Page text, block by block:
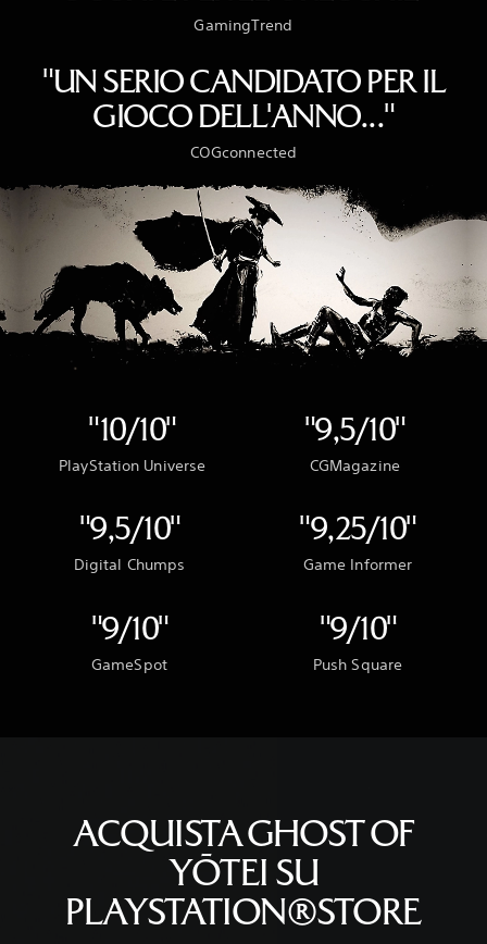
GamingTrend
"UN SERIO CANDIDATO PER IL
GIOCO DELL'ANNO..."
COGconnected
‎"10/10"
PlayStation Universe
‎"9,5/10"
CGMagazine
‎"9,5/10"
Digital Chumps
‎"9,25/10"
Game Informer
‎"9/10"
GameSpot
‎"9/10"
Push Square
ACQUISTA GHOST OF
YŌTEI SU
PLAYSTATION®STORE